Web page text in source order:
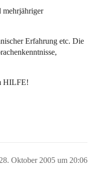
mehrjähriger
Erfahrung etc. Die
HILFE!
28. Oktober 2005 um 20:06